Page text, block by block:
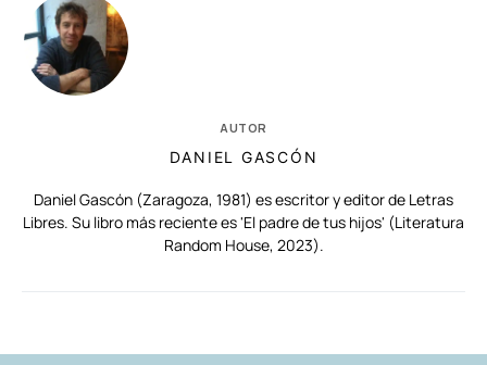
AUTOR
DANIEL GASCÓN
Daniel Gascón (Zaragoza, 1981) es escritor y editor de Letras
Libres. Su libro más reciente es 'El padre de tus hijos' (Literatura
Random House, 2023).